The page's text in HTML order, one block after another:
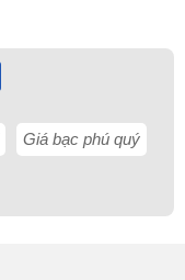
Giá bạc phú quý